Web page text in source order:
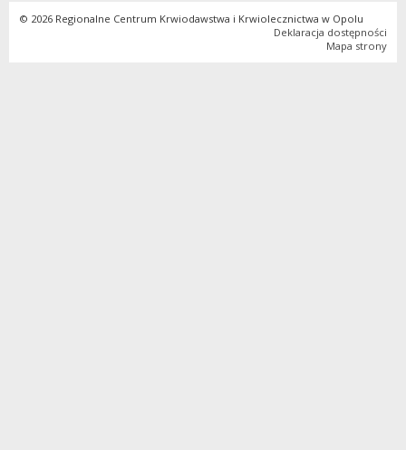
© 2026 Regionalne Centrum Krwiodawstwa i Krwiolecznictwa w Opolu
Deklaracja dostępności
Mapa strony